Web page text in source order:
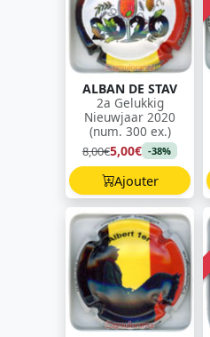
ALBAN DE STAV
2a Gelukkig
Nieuwjaar 2020
(num. 300 ex.)
8,00€5,00€ -38%
Ajouter